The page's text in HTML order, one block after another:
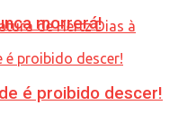
morrerá!
é proibido descer!